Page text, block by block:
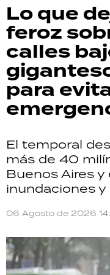
Lo que
feroz
calles
para
El temporal
más de 40
Buenos Aires
inundaciones
06 Agosto de 2026